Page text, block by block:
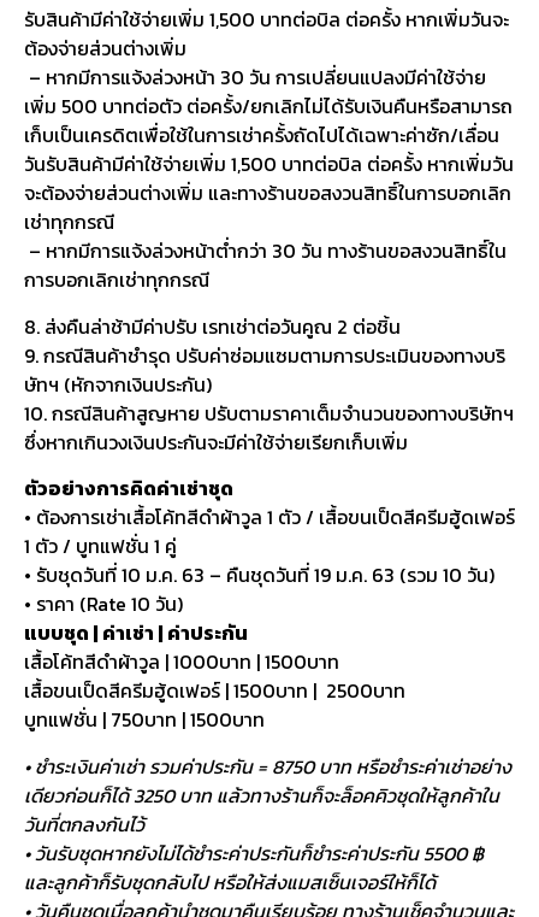
รับสินค้ามีค่าใช้จ่ายเพิ่ม 1,500 บาทต่อบิล ต่อครั้ง หากเพิ่มวันจะ
ต้องจ่ายส่วนต่างเพิ่ม
– หากมีการแจ้งล่วงหน้า 30 วัน การเปลี่ยนแปลงมีค่าใช้จ่าย
เพิ่ม 500 บาทต่อตัว ต่อครั้ง/ยกเลิกไม่ได้รับเงินคืนหรือสามารถ
เก็บเป็นเครดิตเพื่อใช้ในการเช่าครั้งถัดไปได้เฉพาะค่าซัก/เลื่อน
วันรับสินค้ามีค่าใช้จ่ายเพิ่ม 1,500 บาทต่อบิล ต่อครั้ง หากเพิ่มวัน
จะต้องจ่ายส่วนต่างเพิ่ม และทางร้านขอสงวนสิทธิ์ในการบอกเลิก
เช่าทุกกรณี
– หากมีการแจ้งล่วงหน้าต่ำกว่า 30 วัน ทางร้านขอสงวนสิทธิ์ใน
การบอกเลิกเช่าทุกกรณี
8. ส่งคืนล่าช้ามีค่าปรับ เรทเช่าต่อวันคูณ 2 ต่อชิ้น
9. กรณีสินค้าชำรุด ปรับค่าซ่อมแซมตามการประเมินของทางบริ
ษัทฯ (หักจากเงินประกัน)
10. กรณีสินค้าสูญหาย ปรับตามราคาเต็มจำนวนของทางบริษัทฯ
ซึ่งหากเกินวงเงินประกันจะมีค่าใช้จ่ายเรียกเก็บเพิ่ม
ตัวอย่างการคิดค่าเช่าชุด
• ต้องการเช่าเสื้อโค้ทสีดำผ้าวูล 1 ตัว / เสื้อขนเป็ดสีครีมฮู้ดเฟอร์
1 ตัว / บูทแฟชั่น 1 คู่
• รับชุดวันที่ 10 ม.ค. 63 – คืนชุดวันที่ 19 ม.ค. 63 (รวม 10 วัน)
• ราคา (Rate 10 วัน)
แบบชุด | ค่าเช่า | ค่าประกัน
เสื้อโค้ทสีดำผ้าวูล | 1000บาท | 1500บาท
เสื้อขนเป็ดสีครีมฮู้ดเฟอร์ | 1500บาท | 2500บาท
บูทแฟชั่น | 750บาท | 1500บาท
• ชำระเงินค่าเช่า รวมค่าประกัน = 8750 บาท หรือชำระค่าเช่าอย่าง
เดียวก่อนก็ได้ 3250 บาท แล้วทางร้านก็จะล็อคคิวชุดให้ลูกค้าใน
วันที่ตกลงกันไว้
• วันรับชุดหากยังไม่ได้ชำระค่าประกันก็ชำระค่าประกัน 5500 ฿
และลูกค้าก็รับชุดกลับไป หรือให้ส่งแมสเซ็นเจอร์ให้ก็ได้
• วันคืนชุดเมื่อลูกค้านำชุดมาคืนเรียบร้อย ทางร้านเช็คจำนวนและ